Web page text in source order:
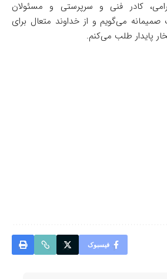
کادر فنی و سرپرستی و مسئولان
می‌گویم و از خداوند متعال برای
پایدار طلب می‌کنم.
فیسبوک